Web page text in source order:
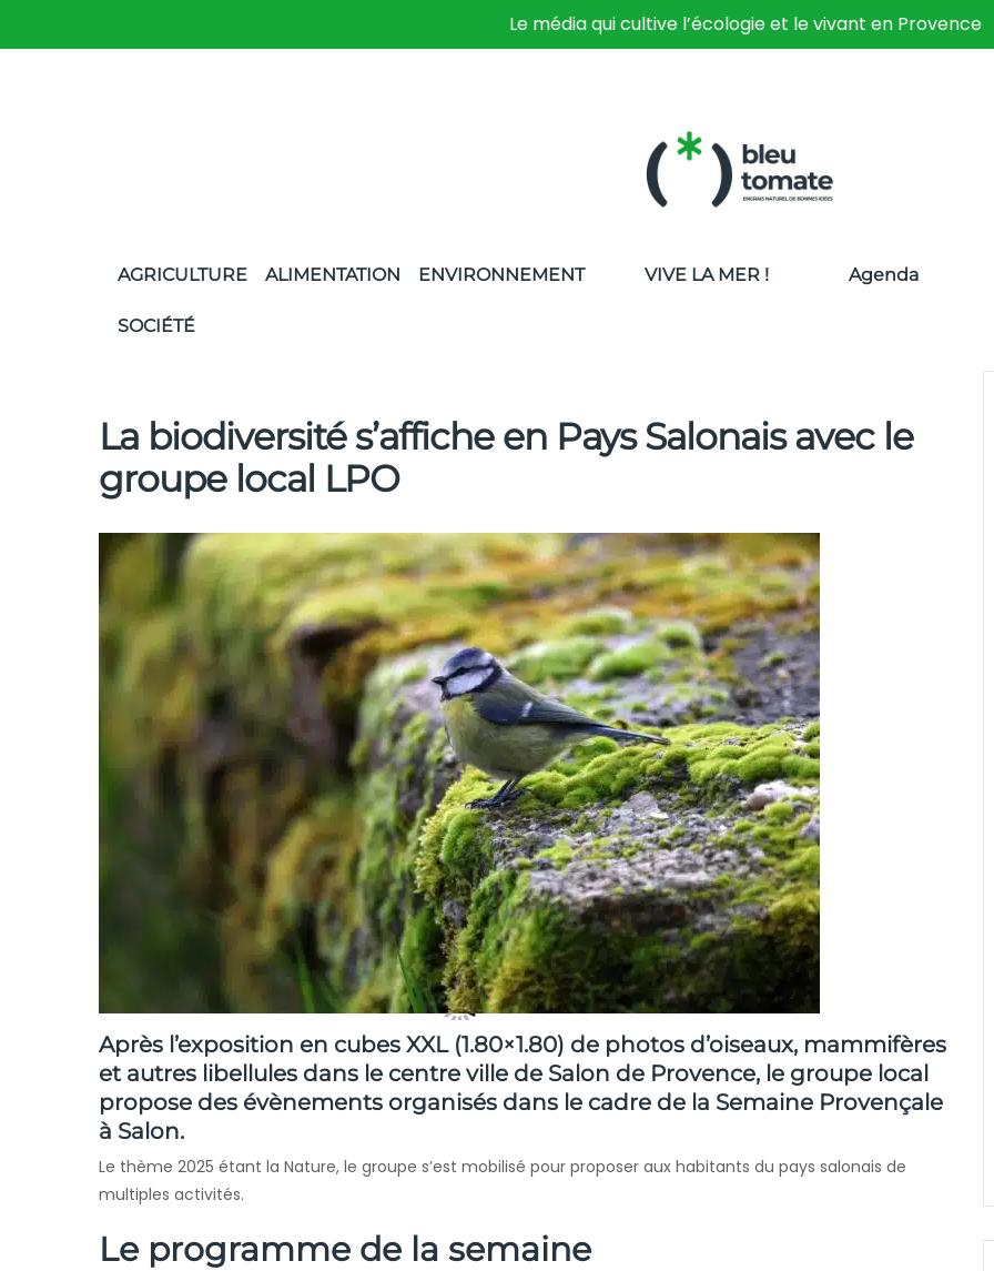
Le média qui cultive l’écologie et le vivant en Provence
AGRICULTURE ALIMENTATION ENVIRONNEMENT
SOCIÉTÉ
VIVE LA MER ! Agenda
La biodiversité s’affiche en Pays Salonais avec le
groupe local LPO
Après l’exposition en cubes XXL (1.80×1.80) de photos d’oiseaux, mammifères
et autres libellules dans le centre ville de Salon de Provence, le groupe local
propose des évènements organisés dans le cadre de la Semaine Provençale
à Salon.
Le thème 2025 étant la Nature, le groupe s’est mobilisé pour proposer aux habitants du pays salonais de
multiples activités.
Le programme de la semaine